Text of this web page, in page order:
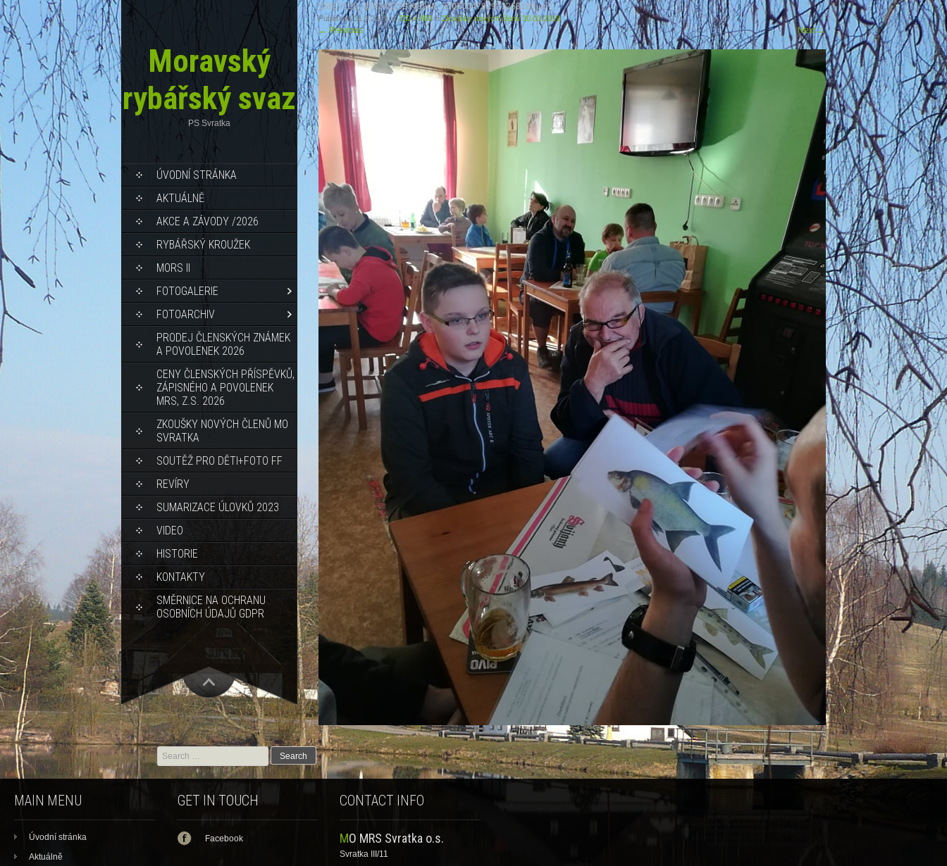
Moravský
rybářský svaz
PS Svratka
ÚVODNÍ STRÁNKA
AKTUÁLNĚ
AKCE A ZÁVODY /2026
RYBÁŘSKÝ KROUŽEK
MORS II
FOTOGALERIE
FOTOARCHIV
PRODEJ ČLENSKÝCH ZNÁMEK
A POVOLENEK 2026
CENY ČLENSKÝCH PŘÍSPĚVKŮ,
ZÁPISNÉHO A POVOLENEK
MRS, Z.S. 2026
ZKOUŠKY NOVÝCH ČLENŮ MO
SVRATKA
SOUTĚŽ PRO DĚTI+FOTO FF
REVÍRY
SUMARIZACE ÚLOVKŮ 2023
VIDEO
HISTORIE
KONTAKTY
SMĚRNICE NA OCHRANU
OSOBNÍCH ÚDAJŮ GDPR
55817138_614245239048949_3507004791920263168_n
Published31.3.2019at720 × 960inZkoušky nových členů 30.03.2019.
← Previous Next→
Search for:
MAIN MENU
Úvodní stránka
Aktuálně
GET IN TOUCH
Facebook
CONTACT INFO
MO MRS Svratka o.s.
Svratka III/11